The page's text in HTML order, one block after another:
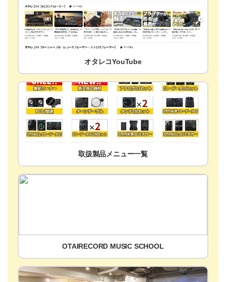
オタレコYouTube
取扱製品メニュー一覧
OTAIRECORD MUSIC SCHOOL